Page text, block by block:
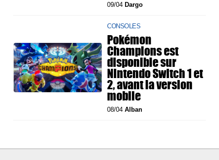
09/04Dargo
CONSOLES
Pokémon
Champions est
disponible sur
Nintendo Switch 1 et
2, avant la version
mobile
08/04Alban